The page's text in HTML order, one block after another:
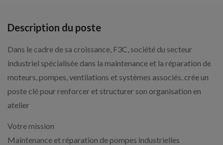
Description du poste
Dans le cadre de sa croissance, F3C, société du secteur
industriel spécialisée dans la maintenance et la réparation de
moteurs, pompes, ventilations et systèmes associés, crée un
poste clé pour renforcer et structurer son organisation en
atelier
Votre mission
Maintenance et réparation de pompes industrielles